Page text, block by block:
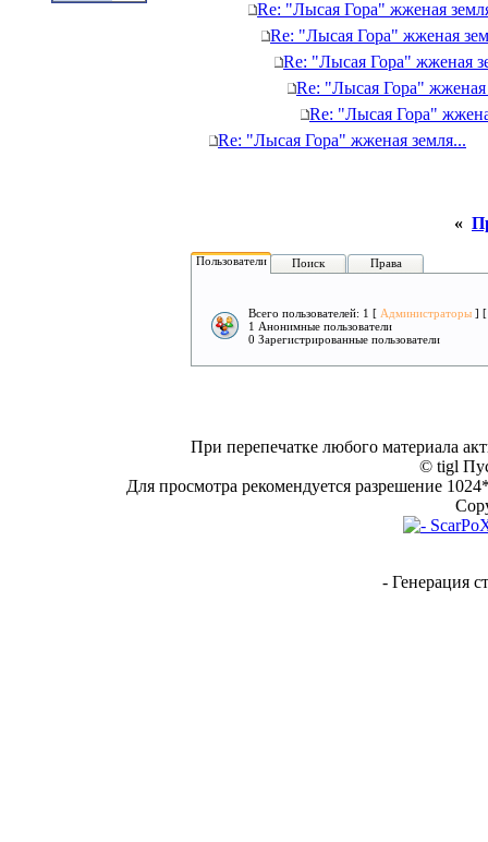
Re: "Лысая Гора" жженая
Re: "Лысая Гора" жженая
Re: "Лысая Гора" жженая
Re: "Лысая Гора" жженая
Re: "Лысая Гора"
Re: "Лысая Гора" жженая земля...
«
Пользователи Поиск Права
Всего пользователей: 1 [ Администраторы ]
1 Анонимные пользователи
0 Зарегистрированные пользователи
При перепечатке любого материала
© tigl
Для просмотра рекомендуется разрешение
- Генерация